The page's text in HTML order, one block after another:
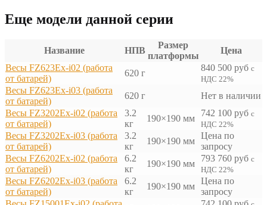
Еще модели данной серии
Название НПВ
Размер
платформы
Цена
Весы FZ623Ex-i02 (работа
от батарей)
620 г
840 500 руб с
НДС 22%
Весы FZ623Ex-i03 (работа
от батарей)
620 г
Нет в наличии
Весы FZ3202Ex-i02 (работа
от батарей)
3.2
кг
190×190 мм
742 100 руб с
НДС 22%
Весы FZ3202Ex-i03 (работа
от батарей)
3.2
кг
190×190 мм
Цена по
запросу
Весы FZ6202Ex-i02 (работа
от батарей)
6.2
кг
190×190 мм
793 760 руб с
НДС 22%
Весы FZ6202Ex-i03 (работа
от батарей)
6.2
кг
190×190 мм
Цена по
запросу